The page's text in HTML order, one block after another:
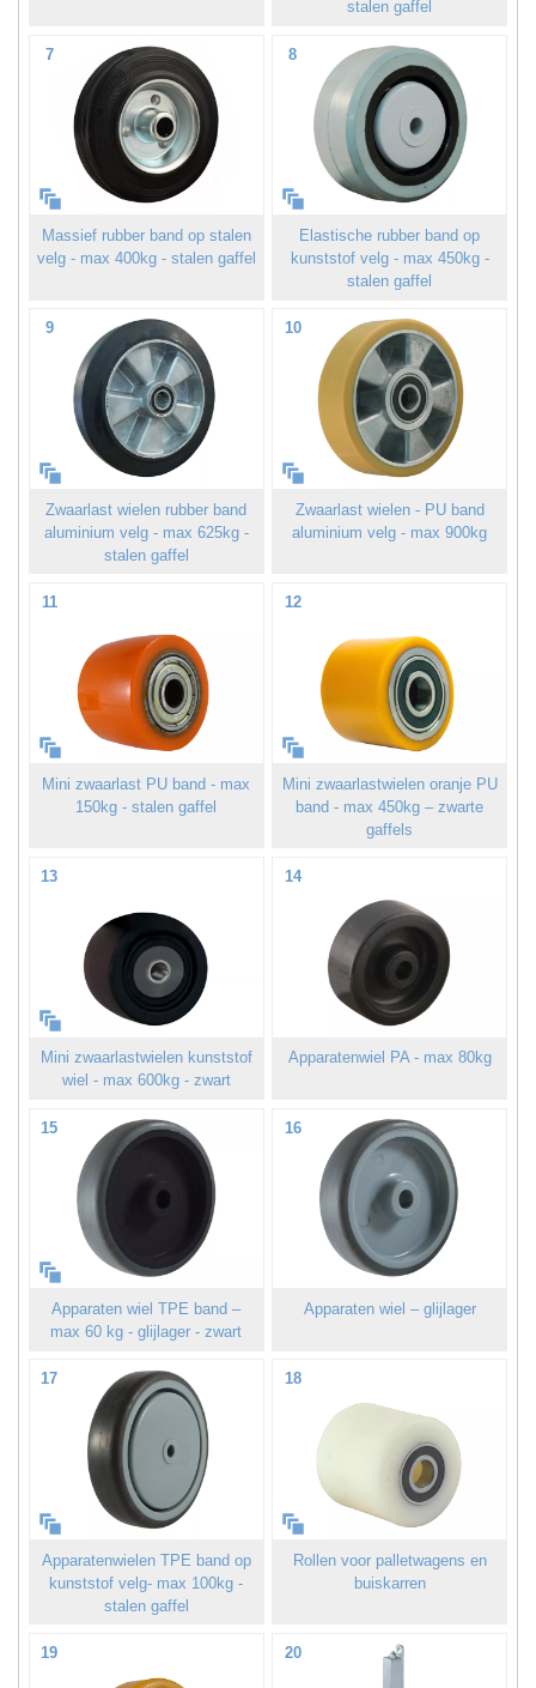
stalen gaffel
7
Massief rubber band op stalen
velg - max 400kg - stalen gaffel
8
Elastische rubber band op
kunststof velg - max 450kg -
stalen gaffel
9
Zwaarlast wielen rubber band
aluminium velg - max 625kg -
stalen gaffel
10
Zwaarlast wielen - PU band
aluminium velg - max 900kg
11
Mini zwaarlast PU band - max
150kg - stalen gaffel
12
Mini zwaarlastwielen oranje PU
band - max 450kg – zwarte
gaffels
13
Mini zwaarlastwielen kunststof
wiel - max 600kg - zwart
14
Apparatenwiel PA - max 80kg
15
Apparaten wiel TPE band –
max 60 kg - glijlager - zwart
16
Apparaten wiel – glijlager
17
Apparatenwielen TPE band op
kunststof velg- max 100kg -
stalen gaffel
18
Rollen voor palletwagens en
buiskarren
19 20